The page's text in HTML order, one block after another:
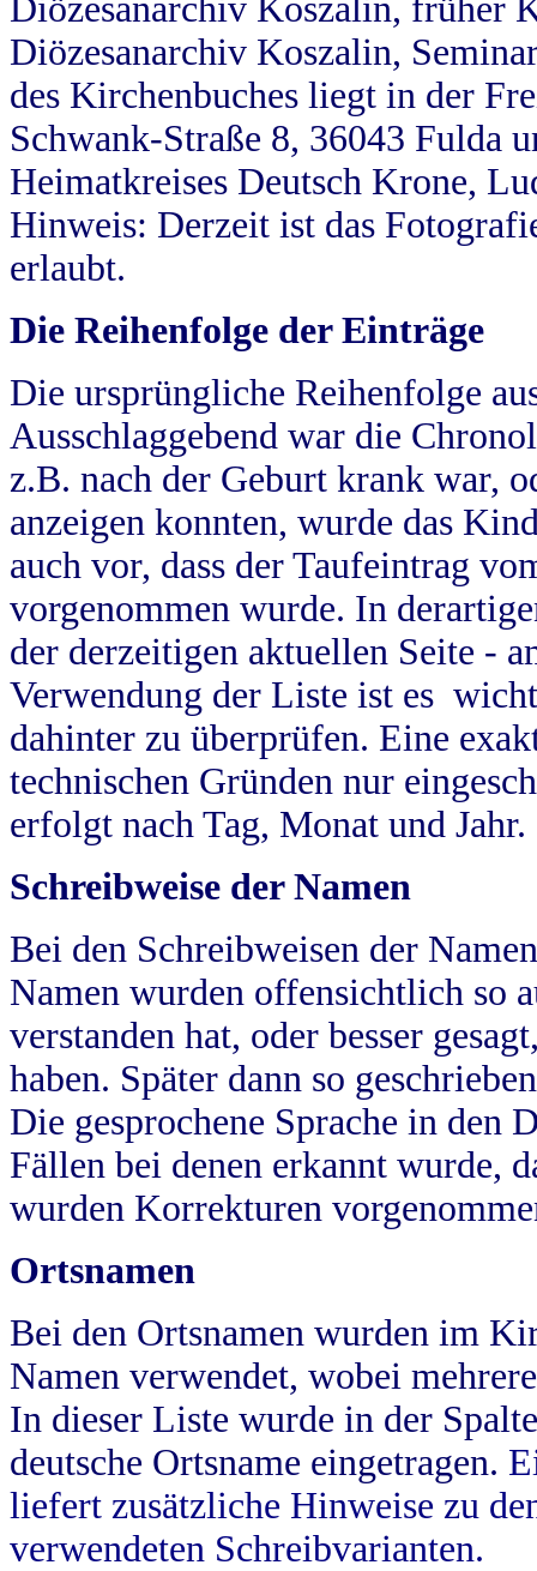
Diözesanarchiv Koszalin, früher
Diözesanarchiv Koszalin,
des Kirchenbuches liegt in der
Schwank-Straße 8, 36043 Fulda
Heimatkreises Deutsch Krone,
Hinweis: Derzeit ist das
erlaubt.
Die Reihenfolge der Einträge
Die ursprüngliche Reihenfolge
Ausschlaggebend war die
z.B. nach der Geburt krank war,
anzeigen konnten, wurde das
auch vor, dass der Taufeintrag
vorgenommen wurde. In
der derzeitigen aktuellen Seite -
Verwendung der Liste ist es
dahinter zu überprüfen. Eine
technischen Gründen nur
erfolgt nach Tag, Monat und Jahr.
Schreibweise der Namen
Bei den Schreibweisen der
Namen wurden offensichtlich so
verstanden hat, oder besser
haben. Später dann so
Die gesprochene Sprache in
Fällen bei denen erkannt wurde,
wurden Korrekturen
Ortsnamen
Bei den Ortsnamen wurden im
Namen verwendet, wobei
In dieser Liste wurde in der
deutsche Ortsname eingetragen.
liefert zusätzliche Hinweise zu
verwendeten Schreibvarianten.